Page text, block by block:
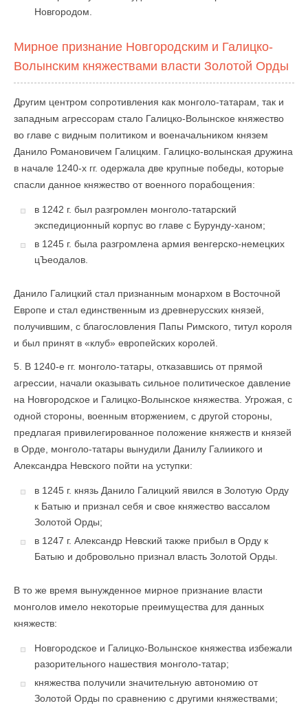
Новгородом.
Мирное признание Новгородским и Галицко-
Волынским княжествами власти Золотой Орды
Другим центром сопротивления как монголо-татарам, так и
западным агрессорам стало Галицко-Волынское княжество
во главе с видным политиком и военачальником князем
Данило Романовичем Галицким. Галицко-волынская дружина
в начале 1240-х гг. одержала две крупные победы, которые
спасли данное княжество от военного порабощения:
в 1242 г. был разгромлен монголо-татарский
экспедиционный корпус во главе с Бурунду-ханом;
в 1245 г. была разгромлена армия венгерско-немецких
цЪеодалов.
Данило Галицкий стал признанным монархом в Восточной
Европе и стал единственным из древнерусских князей,
получившим, с благословления Папы Римского, титул короля
и был принят в «клуб» европейских королей.
5. В 1240-е гг. монголо-татары, отказавшись от прямой
агрессии, начали оказывать сильное политическое давление
на Новго­родское и Галицко-Волынское княжества. Угрожая, с
одной стороны, военным вторжением, с другой стороны,
предлагая привилегированное положение княжеств и князей
в Орде, монголо-татары вынудили Данилу Галиикого и
Александра Невского пойти на уступки:
в 1245 г. князь Данило Галицкий явился в Золотую Орду
к Батыю и признал себя и свое княжество вассалом
Золотой Орды;
в 1247 г. Александр Невский также прибыл в Орду к
Батыю и добровольно признал власть Золотой Орды.
В то же время вынужденное мирное признание власти
монголов имело некоторые преимущества для данных
княжеств:
Новгородское и Галицко-Волынское княжества избежали
разорительного нашествия монголо-татар;
княжества получили значительную автономию от
Золотой Орды по сравнению с другими княжествами;